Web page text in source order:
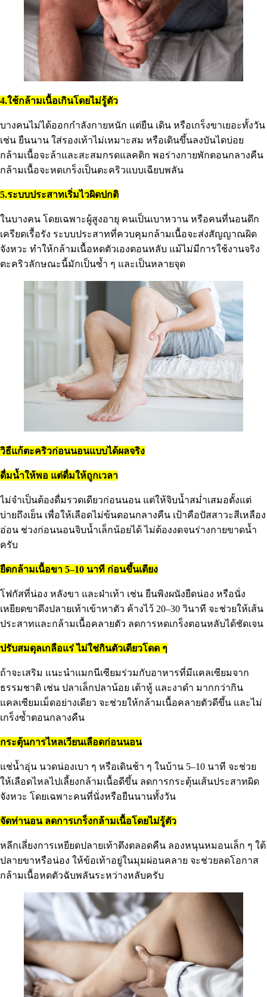
4.ใช้กล้ามเนื้อเกินโดยไม่รู้ตัว
บางคนไม่ได้ออกกำลังกายหนัก แต่ยืน เดิน หรือเกร็งขาเยอะทั้งวัน
เช่น ยืนนาน ใส่รองเท้าไม่เหมาะสม หรือเดินขึ้นลงบันไดบ่อย
กล้ามเนื้อจะล้าและสะสมกรดแลคติก พอร่างกายพักตอนกลางคืน
กล้ามเนื้อจะหดเกร็งเป็นตะคริวแบบเฉียบพลัน
5.ระบบประสาทเริ่มไวผิดปกติ
ในบางคน โดยเฉพาะผู้สูงอายุ คนเป็นเบาหวาน หรือคนที่นอนดึก
เครียดเรื้อรัง ระบบประสาทที่ควบคุมกล้ามเนื้อจะส่งสัญญาณผิด
จังหวะ ทำให้กล้ามเนื้อหดตัวเองตอนหลับ แม้ไม่มีการใช้งานจริง
ตะคริวลักษณะนี้มักเป็นซ้ำ ๆ และเป็นหลายจุด
วิธีแก้ตะคริวก่อนนอนแบบได้ผลจริง
ดื่มน้ำให้พอ แต่ดื่มให้ถูกเวลา
ไม่จำเป็นต้องดื่มรวดเดียวก่อนนอน แต่ให้จิบน้ำสม่ำเสมอตั้งแต่
บ่ายถึงเย็น เพื่อให้เลือดไม่ข้นตอนกลางคืน เป้าคือปัสสาวะสีเหลือง
อ่อน ช่วงก่อนนอนจิบน้ำเล็กน้อยได้ ไม่ต้องงดจนร่างกายขาดน้ำ
ครับ
ยืดกล้ามเนื้อขา 5–10 นาที ก่อนขึ้นเตียง
โฟกัสที่น่อง หลังขา และฝ่าเท้า เช่น ยืนพิงผนังยืดน่อง หรือนั่ง
เหยียดขาดึงปลายเท้าเข้าหาตัว ค้างไว้ 20–30 วินาที จะช่วยให้เส้น
ประสาทและกล้ามเนื้อคลายตัว ลดการหดเกร็งตอนหลับได้ชัดเจน
ปรับสมดุลเกลือแร่ ไม่ใช่กินตัวเดียวโดด ๆ
ถ้าจะเสริม แนะนำแมกนีเซียมร่วมกับอาหารที่มีแคลเซียมจาก
ธรรมชาติ เช่น ปลาเล็กปลาน้อย เต้าหู้ และงาดำ มากกว่ากิน
แคลเซียมเม็ดอย่างเดียว จะช่วยให้กล้ามเนื้อคลายตัวดีขึ้น และไม่
เกร็งซ้ำตอนกลางคืน
กระตุ้นการไหลเวียนเลือดก่อนนอน
แช่น้ำอุ่น นวดน่องเบา ๆ หรือเดินช้า ๆ ในบ้าน 5–10 นาที จะช่วย
ให้เลือดไหลไปเลี้ยงกล้ามเนื้อดีขึ้น ลดการกระตุ้นเส้นประสาทผิด
จังหวะ โดยเฉพาะคนที่นั่งหรือยืนนานทั้งวัน
จัดท่านอน ลดการเกร็งกล้ามเนื้อโดยไม่รู้ตัว
หลีกเลี่ยงการเหยียดปลายเท้าตึงตลอดคืน ลองหนุนหมอนเล็ก ๆ ใต้
ปลายขาหรือน่อง ให้ข้อเท้าอยู่ในมุมผ่อนคลาย จะช่วยลดโอกาส
กล้ามเนื้อหดตัวฉับพลันระหว่างหลับครับ